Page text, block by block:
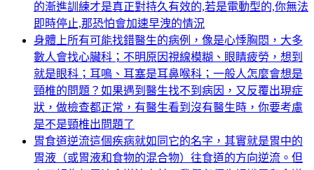
的漸進訓練才是真正對持久有效的,若是電動型的,你無法
即時停止,那恐怕會加速早洩的情況
身體上所有可能找錯醫生的病例，像是心悸胸悶，大多
數人會找心臟科；不明原因視線模糊、眼睛疲勞，想到
就是眼科；耳鳴、耳塞是耳鼻喉科；一般人怎麼會想是
頸椎的問題？如果遇到醫生找不到病因，又反覆出現症
狀，做檢查都正常，有醫生看到沒有醫生時，你要考慮
是不是頸椎出問題了
胃食道逆流這個疾病就如同它的名字，其實就是胃中的
胃液（或胃液和食物的混合物）往食道的方向逆流。但